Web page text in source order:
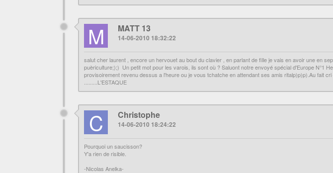
M MATT 13
14-06-2010 18:32:22
salut cher laurent , encore un hervouet au bout du clavier , en parlant de fille je vais en avoir une en
puèriculture;);) Un petit mot pour les varois, ils sont où ? Saluont notre envoyé spécial d'Europe N°1
provisoirement revenu dessus a l'heure ou je vous tchatche en attendant ses amis ritalp)p)p).Au fait
.........L'ESTAQUE
C Christophe
14-06-2010 18:24:22
Pourquoi un saucisson?
Y'a rien de risible.
-Nicolas Anelka-